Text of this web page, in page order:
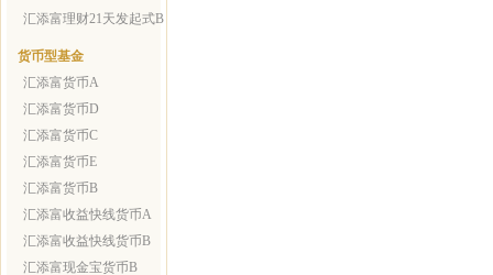
汇添富理财21天发起式B
货币型基金
汇添富货币A
汇添富货币D
汇添富货币C
汇添富货币E
汇添富货币B
汇添富收益快线货币A
汇添富收益快线货币B
汇添富现金宝货币B